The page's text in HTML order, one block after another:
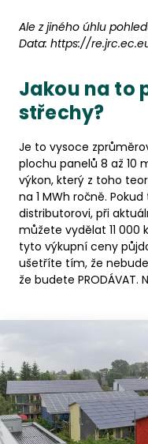
Ale z jiného úhlu
Data: https://
Jakou na to
střechy?
Je to vysoce
plochu panelů 8 až 10
výkon, který z toho
na 1 MWh ročně.
distributorovi, při
můžete vydělat 11 000
tyto výkupní ceny
ušetříte tím, že
že budete